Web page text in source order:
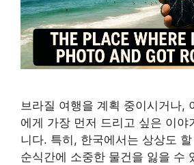
브라질 여행을 계획 중이시거나,
에게 가장 먼저 드리고 싶은 이야
니다. 특히, 한국에서는 상상도
순식간에 소중한 물건을 잃을 수